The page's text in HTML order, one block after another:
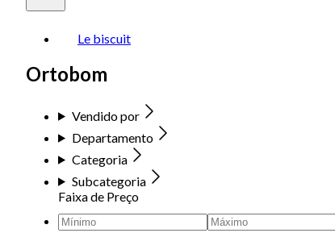
Le biscuit
Ortobom
Vendido por
Departamento
Categoria
Subcategoria
Faixa de Preço